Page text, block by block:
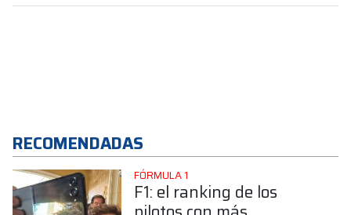
RECOMENDADAS
FÓRMULA 1
F1: el ranking de los